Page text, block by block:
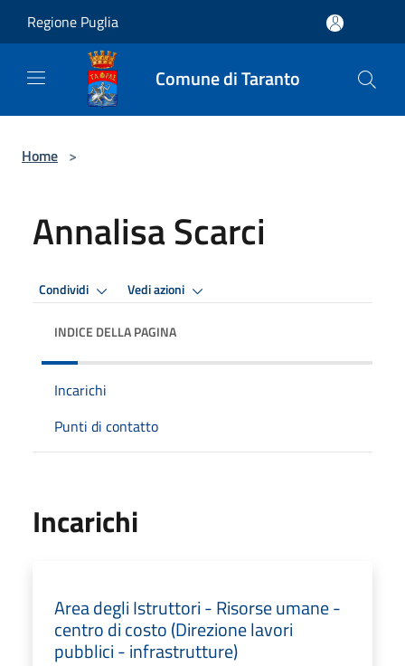
Regione Puglia
Comune di Taranto
Home >
Annalisa Scarci
Condividi Vedi azioni
INDICE DELLA PAGINA
Incarichi
Punti di contatto
Incarichi
Area degli Istruttori - Risorse umane -
centro di costo (Direzione lavori
pubblici - infrastrutture)